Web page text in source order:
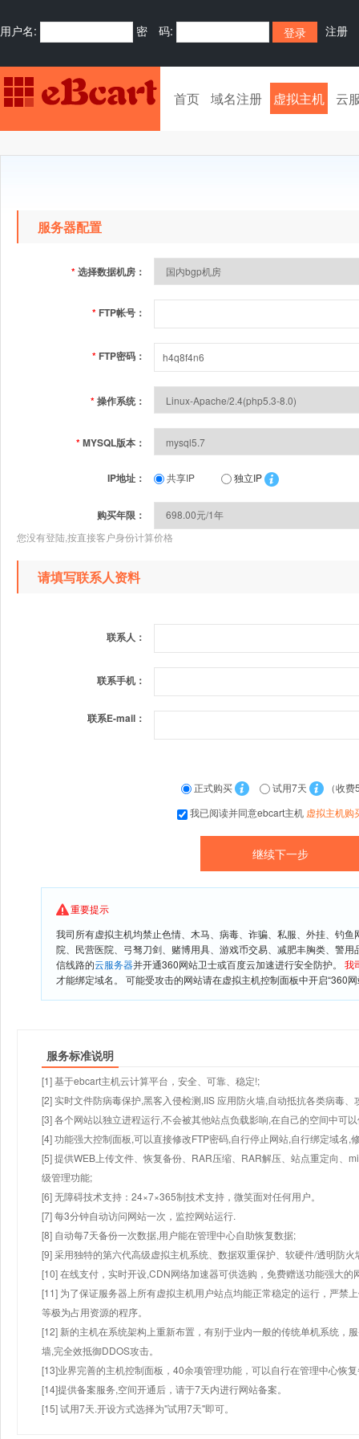
用户名: 密 码: 注册
首页 域名注册 虚拟主机 云
服务器配置
*选择数据机房：
* FTP帐号：
* FTP密码：
*操作系统：
*MYSQL版本：
IP地址： 共享IP 独立IP
购买年限：
您没有登陆,按直接客户身份计算价格
请填写联系人资料
联系人：
联系手机：
联系E-mail：
正式购买 试用7天
（收费
我已阅读并同意ebcart主机 虚拟主机购
重要提示
我司所有虚拟主机均禁止色情、木马、病毒、诈骗、私服、外挂、钓
院、民营医院、弓驽刀剑、赌博用具、游戏币交易、减肥丰胸类、警
信线路的云服务器并开通360网站卫士或百度云加速进行安全防护。 我
才能绑定域名。 可能受攻击的网站请在虚拟主机控制面板中开启“360
服务标准说明
[1] 基于ebcart主机云计算平台，安全、可靠、稳定!;
[2] 实时文件防病毒保护,黑客入侵检测,IIS 应用防火墙,自动抵抗各类病毒、
[3] 各个网站以独立进程运行,不会被其他站点负载影响,在自己的空间中可
[4] 功能强大控制面板,可以直接修改FTP密码,自行停止网站,自行绑定域名,
[5] 提供WEB上传文件、恢复备份、RAR压缩、RAR解压、站点重定向、
级管理功能;
[6] 无障碍技术支持：24×7×365制技术支持，微笑面对任何用户。
[7] 每3分钟自动访问网站一次，监控网站运行.
[8] 自动每7天备份一次数据,用户能在管理中心自助恢复数据;
[9] 采用独特的第六代高级虚拟主机系统、数据双重保护、软硬件/透明防火
[10] 在线支付，实时开设,CDN网络加速器可供选购，免费赠送功能强大
[11] 为了保证服务器上所有虚拟主机用户站点均能正常稳定的运行，严禁
等极为占用资源的程序。
[12] 新的主机在系统架构上重新布置，有别于业内一般的传统单机系统，
墙,完全效抵御DDOS攻击。
[13]业界完善的主机控制面板，40余项管理功能，可以自行在管理中心恢
[14]提供备案服务,空间开通后，请于7天内进行网站备案。
[15] 试用7天.开设方式选择为"试用7天"即可。